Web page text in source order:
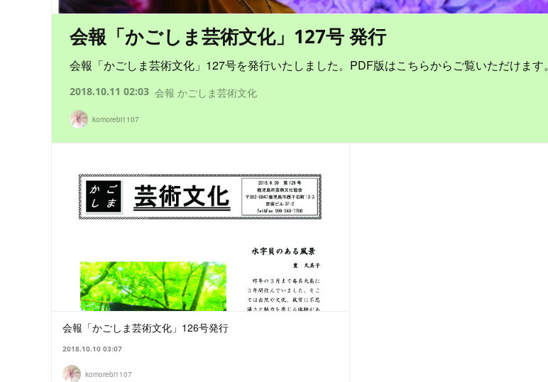
会報「かごしま芸術文化」127号 発行
会報「かごしま芸術文化」127号を発行いたしました。PDF版はこちらからご覧いただけます。
2018.10.11 02:03 会報 かごしま芸術文化
komorebi1107
会報「かごしま芸術文化」126号発行
2018.10.10 03:07
komorebi1107